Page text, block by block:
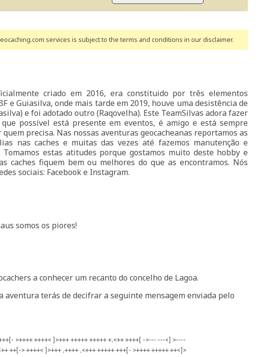
services is subject to the terms and conditions in our disclaimer.
criado em 2016, era constituido por três elementos
e Guiasilva, onde mais tarde em 2019, houve uma desistência de
e foi adotado outro (Raqovelha). Este TeamSilvas adora fazer
possível está presente em eventos, é amigo e está sempre
precisa. Nas nossas aventuras geocacheanas reportamos as
nas caches e muitas das vezes até fazemos manutenção e
Tomamos estas atitudes porque gostamos muito deste hobby e
caches fiquem bem ou melhores do que as encontramos. Nós
sociais: Facebook e Instagram.
somos os piores!
a conhecer um recanto do concelho de Lagoa.
aventura terás de decifrar a seguinte mensagem enviada pelo
>++++ ++++< ]>+++ +++++ +++++ +.<++ ++++[ ->--- ---<] >----
++[-> ++++< ]>+++ .++++ .<+++ +++++ +++[- >++++ +++++ ++<]>